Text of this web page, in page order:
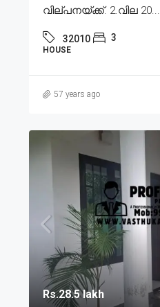
വില്പനയ്ക്ക്. 2.വില 20...
32010 3
HOUSE
57 years ago
Rs.28.5 lakh